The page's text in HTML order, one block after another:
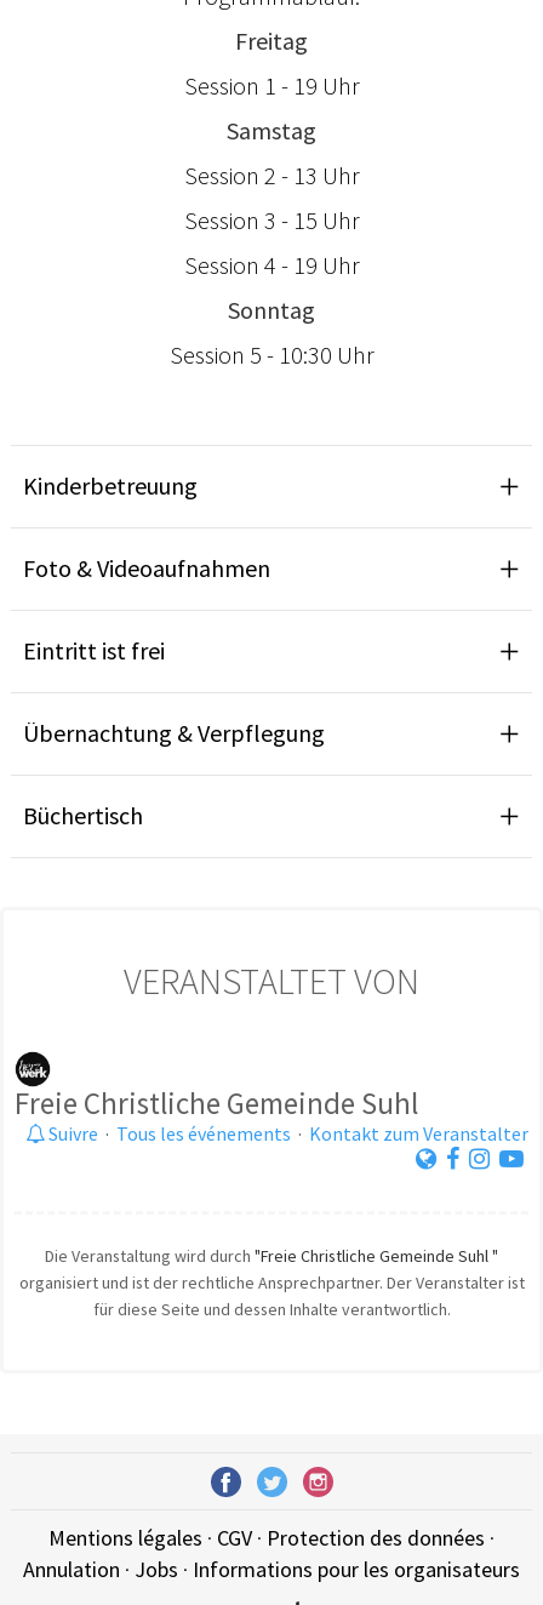
Freitag
Session 1 - 19 Uhr
Samstag
Session 2 - 13 Uhr
Session 3 - 15 Uhr
Session 4 - 19 Uhr
Sonntag
Session 5 - 10:30 Uhr
Kinderbetreuung
Foto & Videoaufnahmen
Eintritt ist frei
Übernachtung & Verpflegung
Büchertisch
VERANSTALTET VON
Freie Christliche Gemeinde Suhl
Suivre · Tous les événements · Kontakt zum Veranstalter
Die Veranstaltung wird durch "Freie Christliche Gemeinde Suhl "
organisiert und ist der rechtliche Ansprechpartner. Der Veranstalter ist
für diese Seite und dessen Inhalte verantwortlich.
Mentions légales · CGV· Protection des données ·
Annulation · Jobs · Informations pour les organisateurs